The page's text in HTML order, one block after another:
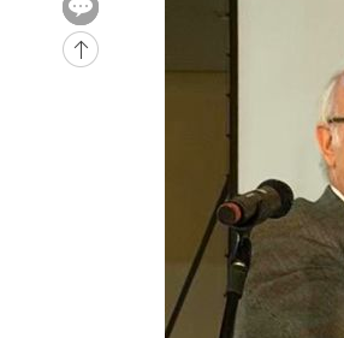
후임
-19965초 전 >
이강인, 폭염 속 AT마드리
-17104초 전 >
미 사업체 일자리, 7월에
[속보] 미 사업체, 일자리 7
[속보]이 대통령 "부동산 공
이란, "오만과 '중앙 단일
"낮 기온 소폭 하락"…수도권
[속보]이 대통령, '호우피해'
[단독]중수청 지원 검사들,
낮 최고 37도 찜통더위…곳곳
SK하이닉스, 용인·청주 팹에